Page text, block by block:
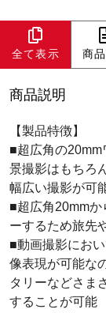
全て表示 商
商品説明
【製品特徴】
■超広角の
景撮影はもちろ
幅広い撮影が可
■超広角20mm
ーするため旅先
■動画撮影にお
像表現が可能な
タリーなどさま
することが可能